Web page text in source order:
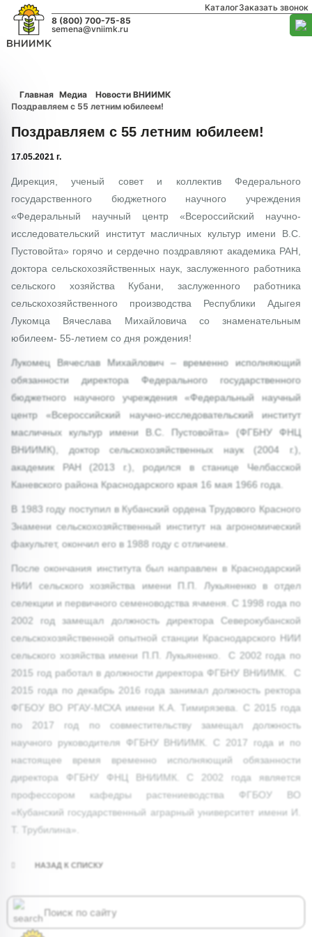
КаталогЗаказать звонок
8 (800) 700-75-85
semena@vniimk.ru
Главная Медиа
Новости ВНИИМК
Поздравляем с 55 летним юбилеем!
Поздравляем с 55 летним юбилеем!
17.05.2021 г.
Дирекция, ученый совет и коллектив Федерального
государственного бюджетного научного учреждения
«Федеральный научный центр «Всероссийский научно-
исследовательский институт масличных культур имени В.С.
Пустовойта» горячо и сердечно поздравляют академика РАН,
доктора сельскохозяйственных наук, заслуженного работника
сельского хозяйства Кубани, заслуженного работника
сельскохозяйственного производства Республики Адыгея
Лукомца Вячеслава Михайловича со знаменательным
юбилеем- 55-летием со дня рождения!
Лукомец Вячеслав Михайлович – временно исполняющий
обязанности директора Федерального государственного
бюджетного научного учреждения «Федеральный научный
центр «Всероссийский научно-исследовательский институт
масличных культур имени В.С. Пустовойта» (ФГБНУ ФНЦ
ВНИИМК), доктор сельскохозяйственных наук (2004 г.),
академик РАН (2013 г.), родился в станице Челбасской
Каневского района Краснодарского края 16 мая 1966 года.
В 1983 году поступил в Кубанский ордена Трудового Красного
Знамени сельскохозяйственный институт на агрономический
факультет, окончил его в 1988 году с отличием.
После окончания института был направлен в Краснодарский
НИИ сельского хозяйства имени П.П. Лукьяненко в отдел
селекции и первичного семеноводства ячменя. С 1998 года по
2002 год замещал должность директора Северокубанской
сельскохозяйственной опытной станции Краснодарского НИИ
сельского хозяйства имени П.П. Лукьяненко. С 2002 года по
2015 год работал в должности директора ФГБНУ ВНИИМК. С
2015 года по декабрь 2016 года занимал должность ректора
ФГБОУ ВО РГАУ-МСХА имени К.А. Тимирязева. С 2015 года
по 2017 год по совместительству замещал должность
научного руководителя ФГБНУ ВНИИМК. С 2017 года и по
настоящее время временно исполняющий обязанности
директора ФГБНУ ФНЦ ВНИИМК. С 2002 года является
профессором кафедры растениеводства ФГБОУ ВО
«Кубанский государственный аграрный университет имени И.
Т. Трубилина».
НАЗАД К СПИСКУ